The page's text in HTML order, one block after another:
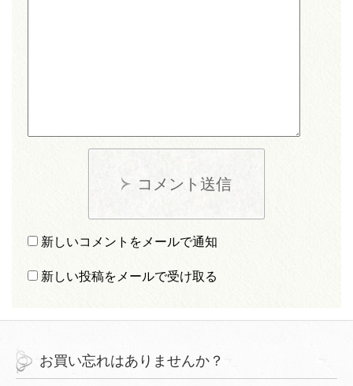
コメント送信
新しいコメントをメールで通知
新しい投稿をメールで受け取る
お買い忘れはありませんか？